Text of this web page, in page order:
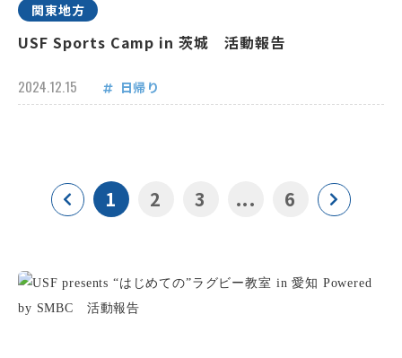
関東地方
USF Sports Camp in 茨城 活動報告
2024.12.15 日帰り
1 2 3 ... 6